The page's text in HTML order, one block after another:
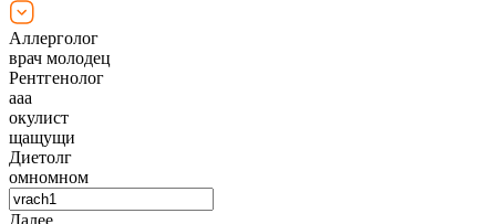
Аллерголог
врач молодец
Рентгенолог
ааа
окулист
щащущи
Диетолг
омномном
Далее